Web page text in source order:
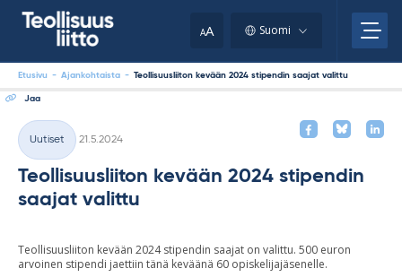
AA Suomi
Etusivu - Ajankohtaista - Teollisuusliiton kevään 2024 stipendin saajat valittu
Jaa
Kategoriat
Uutiset
21.5.2024
Teollisuusliiton kevään 2024 stipendin
saajat valittu
Teollisuusliiton kevään 2024 stipendin saajat on valittu. 500 euron
arvoinen stipendi jaettiin tänä keväänä 60 opiskelijajäsenelle.
clipboard.)